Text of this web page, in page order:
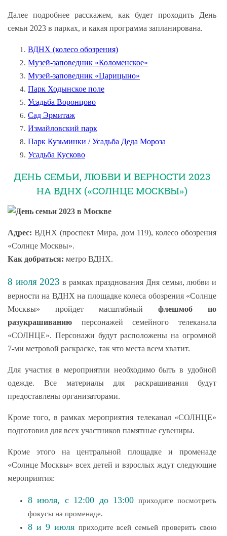
Далее подробнее расскажем, как будет проходить День
семьи 2023 в парках, и какая программа запланирована.
ВДНХ (колесо обозрения)
Музей-заповедник «Коломенское»
Музей-заповедник «Царицыно»
Парк Ходынское поле
Усадьба Воронцово
Сад Эрмитаж
Измайловский парк
Парк Кузьминки / Усадьба Деда Мороза
Усадьба Кусково
ДЕНЬ СЕМЬИ, ЛЮБВИ И ВЕРНОСТИ 2023
НА ВДНХ («СОЛНЦЕ МОСКВЫ»)
Адрес: ВДНХ (проспект Мира, дом 119), колесо обозрения
«Солнце Москвы».
Как добраться: метро ВДНХ.
8 июля 2023 в рамках празднования Дня семьи, любви и
верности на ВДНХ на площадке колеса обозрения «Солнце
Москвы» пройдет масштабныйфлешмоб по
разукрашиванию персонажей семейного телеканала
«СОЛНЦЕ». Персонажи будут расположены на огромной
7-ми метровой раскраске, так что места всем хватит.
Для участия в мероприятии необходимо быть в удобной
одежде. Все материалы для раскрашивания будут
предоставлены организаторами.
Кроме того, в рамках мероприятия телеканал «СОЛНЦЕ»
подготовил для всех участников памятные сувениры.
Кроме этого на центральной площадке и променаде
«Солнце Москвы» всех детей и взрослых ждут следующие
мероприятия:
8 июля, с 12:00 до 13:00 приходите посмотреть
фокусы на променаде.
8 и 9 июля приходите всей семьей проверить свою